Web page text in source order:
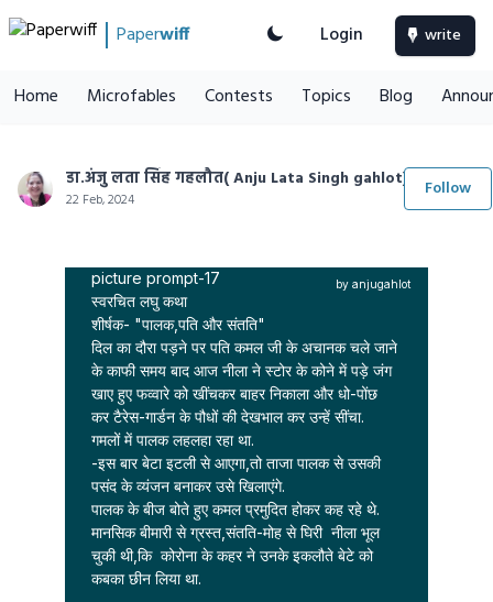
Paperwiff Login write
Home Microfables Contests Topics Blog
डा.अंजु लता सिंह गहलौत( Anju Lata Singh gahlot)
22 Feb, 2024 Follow
picture prompt-17
स्वरचित लघु कथा
शीर्षक- "पालक,पति और संतति"
दिल का दौरा पड़ने पर पति कमल जी के अचानक चले जाने
के काफी समय बाद आज नीला ने स्टोर के कोने में पड़े जंग
खाए हुए फव्वारे को खींचकर बाहर निकाला और धो-पोंछ
कर टैरेस-गार्डन के पौधों की देखभाल कर उन्हें सींचा.
गमलों में पालक लहलहा रहा था.
-इस बार बेटा इटली से आएगा,तो ताजा पालक से उसकी
पसंद के व्यंजन बनाकर उसे खिलाएंगे.
पालक के बीज बोते हुए कमल प्रमुदित होकर कह रहे थे.
मानसिक बीमारी से ग्रस्त,संतति-मोह से घिरी  नीला भूल
चुकी थी,कि  कोरोना के कहर ने उनके इकलौते बेटे को
कबका छीन लिया था.
by anjugahlot